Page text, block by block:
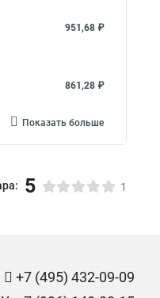
951,68 ₽
861,28 ₽
Показать больше
5 1
+7 (495) 432-09-09